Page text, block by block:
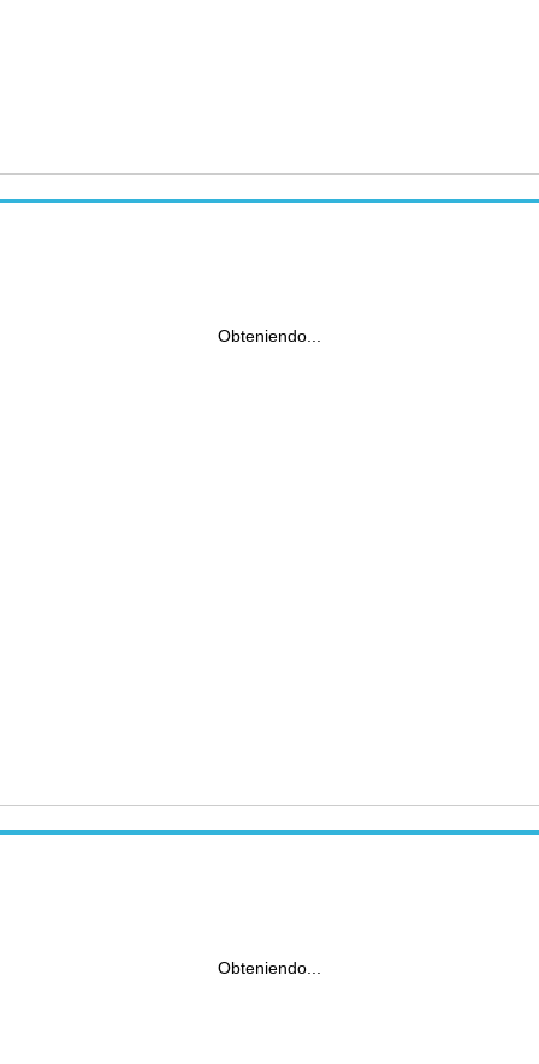
Obteniendo...
Obteniendo...